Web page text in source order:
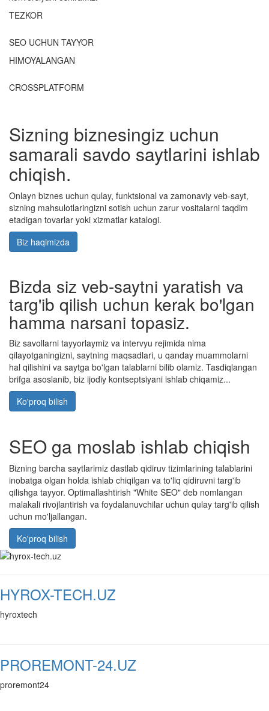
TEZKOR
SEO UCHUN TAYYOR
HIMOYALANGAN
CROSSPLATFORM
Sizning biznesingiz uchun
samarali savdo saytlarini ishlab
chiqish.
Onlayn biznes uchun qulay, funktsional va zamonaviy veb-sayt,
sizning mahsulotlaringizni sotish uchun zarur vositalarni taqdim
etadigan tovarlar yoki xizmatlar katalogi.
Biz haqimizda
Bizda siz veb-saytni yaratish va
targ'ib qilish uchun kerak bo'lgan
hamma narsani topasiz.
Biz savollarni tayyorlaymiz va intervyu rejimida nima
qilayotganingizni, saytning maqsadlari, u qanday muammolarni
hal qilishini va saytga bo'lgan talablarni bilib olamiz. Tasdiqlangan
brifga asoslanib, biz ijodiy kontseptsiyani ishlab chiqamiz...
Ko'proq bilish
SEO ga moslab ishlab chiqish
Bizning barcha saytlarimiz dastlab qidiruv tizimlarining talablarini
inobatga olgan holda ishlab chiqilgan va to'liq qidiruvni targ'ib
qilishga tayyor. Optimallashtirish "White SEO" deb nomlangan
malakali rivojlantirish va foydalanuvchilar uchun qulay targ'ib qilish
uchun mo'ljallangan.
Ko'proq bilish
HYROX-TECH.UZ
hyroxtech
PROREMONT-24.UZ
proremont24